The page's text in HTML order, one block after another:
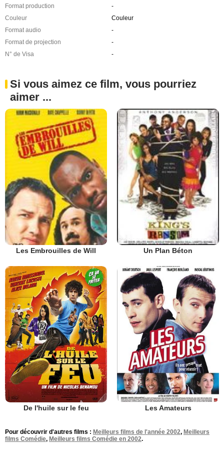
Format production
-
Couleur
Couleur
Format audio
-
Format de projection
-
N° de Visa
-
Si vous aimez ce film, vous pourriez
aimer ...
Les Embrouilles de Will Un Plan Béton
De l'huile sur le feu Les Amateurs
Pour découvrir d'autres films : Meilleurs films de l'année 2002, Meilleurs
films Comédie, Meilleurs films Comédie en 2002.